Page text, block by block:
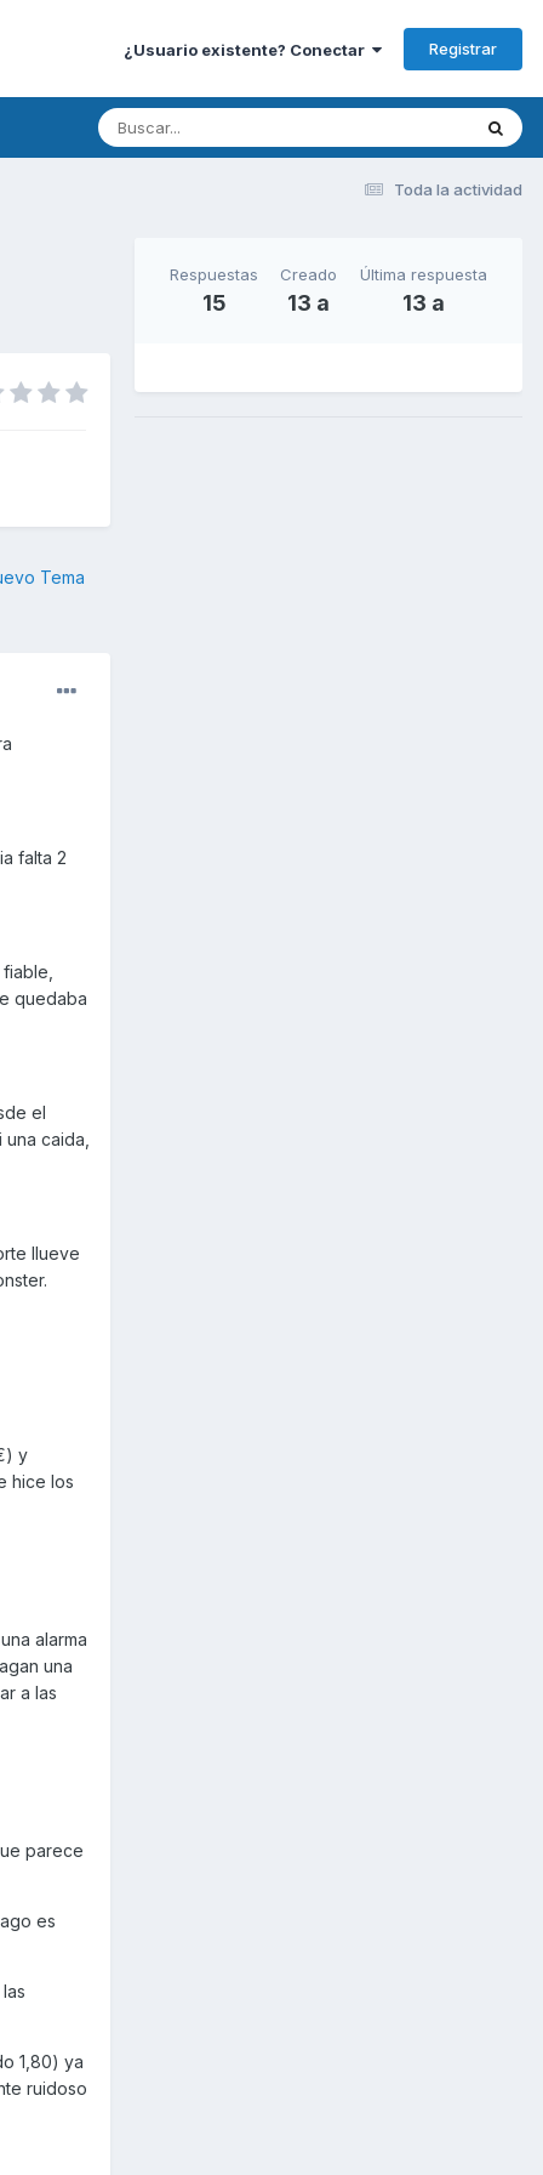
¿Usuario existente? Conectar Registrar
Toda la actividad
Tema
falta 2
quedaba
el
caida,
llueve
y
hice los
alarma
una
a las
parece
es
1,80) ya
ruidoso
Respuestas
15
Creado
13 a
Última respuesta
13 a